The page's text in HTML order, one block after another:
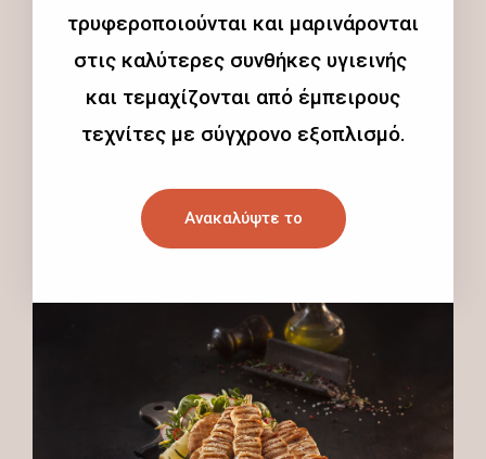
τρυφεροποιούνται και μαρινάρονται
στις καλύτερες συνθήκες υγιεινής
και τεμαχίζονται από έμπειρους
τεχνίτες με σύγχρονο εξοπλισμό.
Ανακαλύψτε το